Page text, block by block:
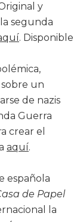
y
segunda
. Disponible
un
de nazis
Guerra
crear el
aquí.
española
de Papel
la